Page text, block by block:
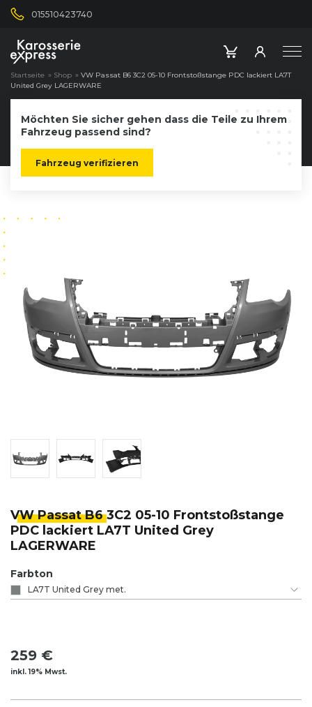
015510423740
Startseite » Shop » VW Passat B6 3C2 05-10 Frontstoßstange PDC lackiert LA7T
United Grey LAGERWARE
Möchten Sie sicher gehen dass die Teile zu Ihrem
Fahrzeug passend sind?
Fahrzeug verifizieren
VW Passat B63C2 05-10 Frontstoßstange
PDC lackiert LA7T United Grey
LAGERWARE
Farbton
LA7T United Grey met.
259 €
inkl. 19% Mwst.